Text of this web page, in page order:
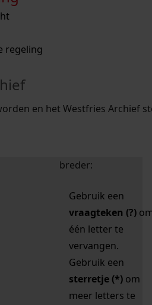
een aantal zoektips.
een aantal zoektips.
regeling
en het Westfries Archief
uw zoekopdracht te
breder:
Gebruik een
vraagteken (?)
één letter te
vervangen.
Gebruik een
sterretje (*) om
meer letters te